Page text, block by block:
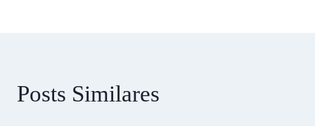
Posts Similares